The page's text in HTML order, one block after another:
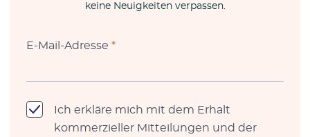
keine Neuigkeiten verpassen.
E-Mail-Adresse *
Ich erkläre mich mit dem Erhalt
kommerzieller Mitteilungen und der